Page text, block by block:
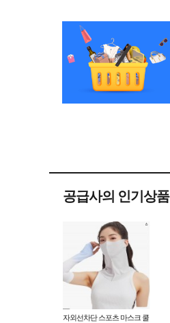
공급사의 인기상품
자외선차단 스포츠 마스크 쿨